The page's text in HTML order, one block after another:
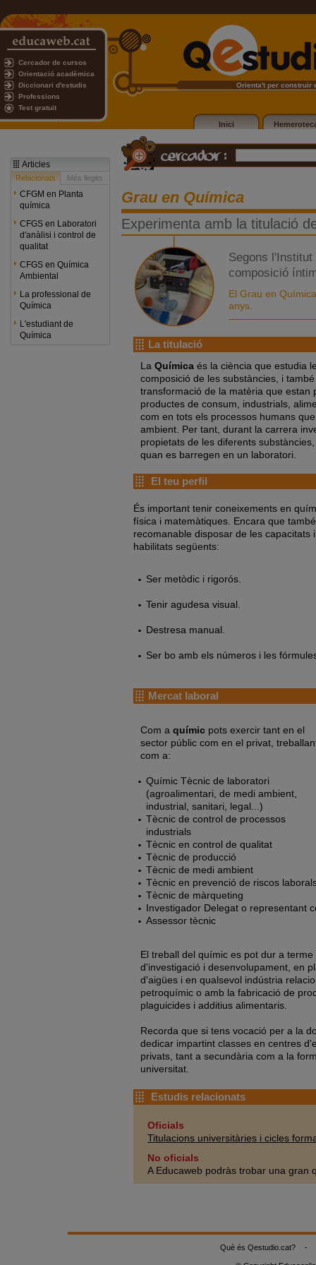
Cercador de cursos
Orientació acadèmica
Diccionari d'estudis
Professions
Test gratuït
Orienta't per construir
Inici
Articles
Relacionats Més llegits
CFGM en Planta
química
CFGS en Laboratori
d'anàlisi i control de
qualitat
CFGS en Química
Ambiental
La professional de
Química
L'estudiant de
Química
Grau en Química
Experimenta amb la titulació
Segons
composició
El Grau en
anys.
La titulació
La Química és la ciència que estudia
composició de les substàncies, i
transformació de la matèria que estan
productes de consum, industrials,
com en tots els processos humans
ambient. Per tant, durant la carrera
propietats de les diferents
quan es barregen en un laboratori.
El teu perfil
És important tenir coneixements en
física i matemàtiques. Encara que
recomanable disposar de les capacitats i
habilitats següents:
Ser metòdic i rigorós.
Tenir agudesa visual.
Destresa manual.
Ser bo amb els números i les
Mercat laboral
Com a químic pots exercir tant en el
sector públic com en el privat,
com a:
Químic Tècnic de laboratori
(agroalimentari, de medi ambient,
industrial, sanitari, legal...)
Tècnic de control de processos
industrials
Tècnic en control de qualitat
Tècnic de producció
Tècnic de medi ambient
Tècnic en prevenció de riscos
Tècnic de màrqueting
Investigador Delegat o representant
Assessor tècnic
El treball del químic es pot dur a
d'investigació i desenvolupament, en
d'aigües i en qualsevol indústria
petroquímic o amb la fabricació de
plaguicides i additius alimentaris.
Recorda que si tens vocació per a la
dedicar impartint classes en centres
privats, tant a secundària com a la
universitat.
Estudis relacionats
Oficials
Titulacions universitàries i cicles
No oficials
A Educaweb podràs trobar una gran
Què és Qestudio.cat? -